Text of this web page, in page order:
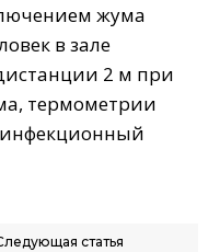
жума
в зале
2 м при
термометрии
статья